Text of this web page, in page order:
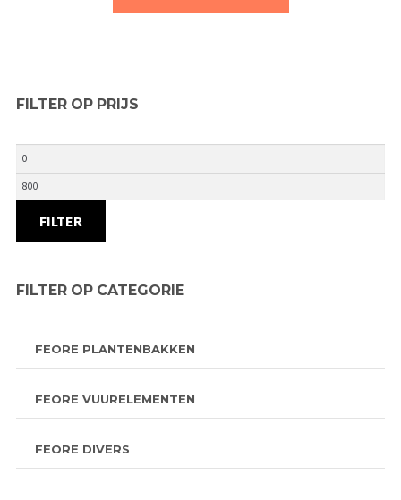
FILTER OP PRIJS
Min.
prijs
Max.
FILTER
FILTER OP CATEGORIE
FEORE PLANTENBAKKEN
FEORE VUURELEMENTEN
FEORE DIVERS